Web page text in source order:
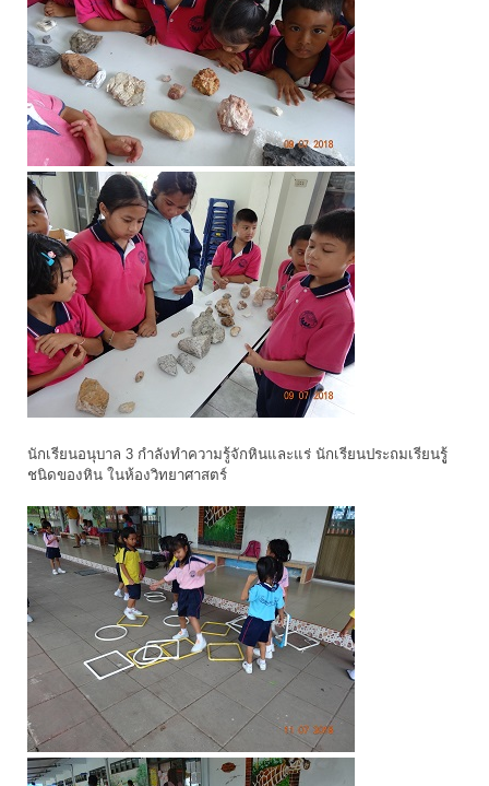
นักเรียนอนุบาล 3 กำลังทำความรู้จักหินและแร่ นักเรียนประถมเรียนรูู้
ชนิดของหิน ในห้องวิทยาศาสตร์